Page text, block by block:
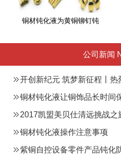
铜材钝化液为黄铜铆钉钝
公司新闻
开创新纪元 筑梦新征程丨热
总部之喜
铜材钝化液让铜饰品长时间
2017凯盟美贝仕清远挑战之
铜材钝化液操作注意事项
紫铜自控设备零件产品钝化